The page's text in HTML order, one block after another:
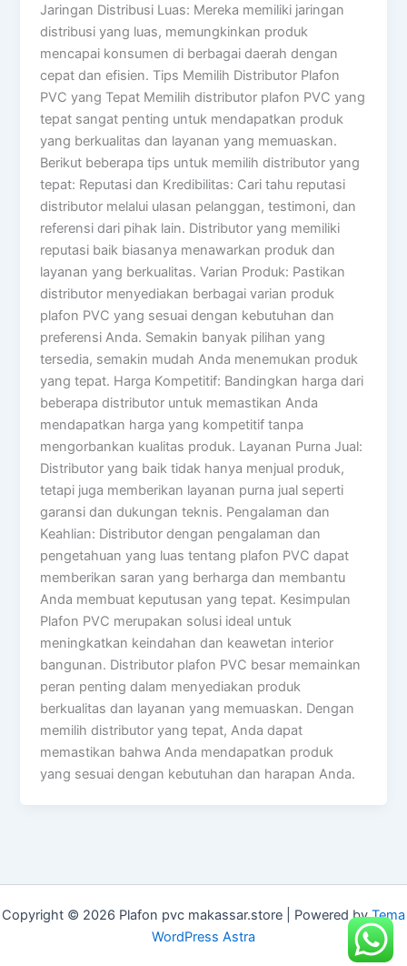
Jaringan Distribusi Luas: Mereka memiliki jaringan
distribusi yang luas, memungkinkan produk
mencapai konsumen di berbagai daerah dengan
cepat dan efisien. Tips Memilih Distributor Plafon
PVC yang Tepat Memilih distributor plafon PVC yang
tepat sangat penting untuk mendapatkan produk
yang berkualitas dan layanan yang memuaskan.
Berikut beberapa tips untuk memilih distributor yang
tepat: Reputasi dan Kredibilitas: Cari tahu reputasi
distributor melalui ulasan pelanggan, testimoni, dan
referensi dari pihak lain. Distributor yang memiliki
reputasi baik biasanya menawarkan produk dan
layanan yang berkualitas. Varian Produk: Pastikan
distributor menyediakan berbagai varian produk
plafon PVC yang sesuai dengan kebutuhan dan
preferensi Anda. Semakin banyak pilihan yang
tersedia, semakin mudah Anda menemukan produk
yang tepat. Harga Kompetitif: Bandingkan harga dari
beberapa distributor untuk memastikan Anda
mendapatkan harga yang kompetitif tanpa
mengorbankan kualitas produk. Layanan Purna Jual:
Distributor yang baik tidak hanya menjual produk,
tetapi juga memberikan layanan purna jual seperti
garansi dan dukungan teknis. Pengalaman dan
Keahlian: Distributor dengan pengalaman dan
pengetahuan yang luas tentang plafon PVC dapat
memberikan saran yang berharga dan membantu
Anda membuat keputusan yang tepat. Kesimpulan
Plafon PVC merupakan solusi ideal untuk
meningkatkan keindahan dan keawetan interior
bangunan. Distributor plafon PVC besar memainkan
peran penting dalam menyediakan produk
berkualitas dan layanan yang memuaskan. Dengan
memilih distributor yang tepat, Anda dapat
memastikan bahwa Anda mendapatkan produk
yang sesuai dengan kebutuhan dan harapan Anda.
Copyright © 2026 Plafon pvc makassar.store | Powered byTema
WordPress Astra